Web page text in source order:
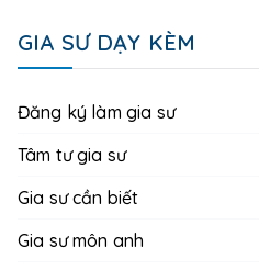
GIA SƯ DẠY KÈM
Đăng ký làm gia sư
Tâm tư gia sư
Gia sư cần biết
Gia sư môn anh